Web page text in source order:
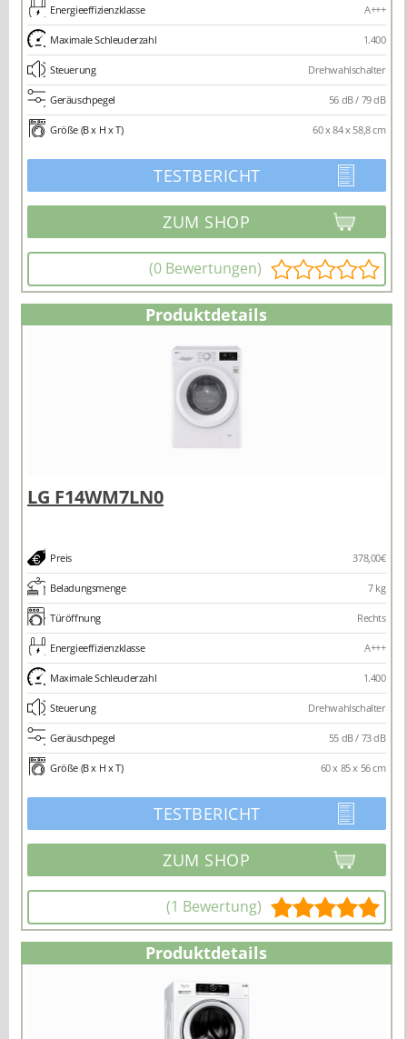
Energieeffizienzklasse A+++
Maximale Schleuderzahl 1.400
Steuerung Drehwahlschalter
Geräuschpegel 56 dB / 79 dB
Größe (B x H x T) 60 x 84 x 58,8 cm
TESTBERICHT
(0 Bewertungen)
Produktdetails
Preis 378,00€
Beladungsmenge 7 kg
Türöffnung Rechts
Energieeffizienzklasse A+++
Maximale Schleuderzahl 1.400
Steuerung Drehwahlschalter
Geräuschpegel 55 dB / 73 dB
Größe (B x H x T) 60 x 85 x 56 cm
TESTBERICHT
(1 Bewertung)
Produktdetails